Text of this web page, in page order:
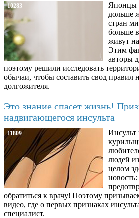
10283
Японцы
дольше
стран
больше
живут
Этим
авторы
поэтому решили исследовать
обычаи, чтобы составить свод правил
долгожителя.
Это знание спасет жизнь!
надвигающегося инсульта
11809
Инсульт
людей
целом
обратиться к врачу! Поэтому
видео, где о первых признаках
специалист.